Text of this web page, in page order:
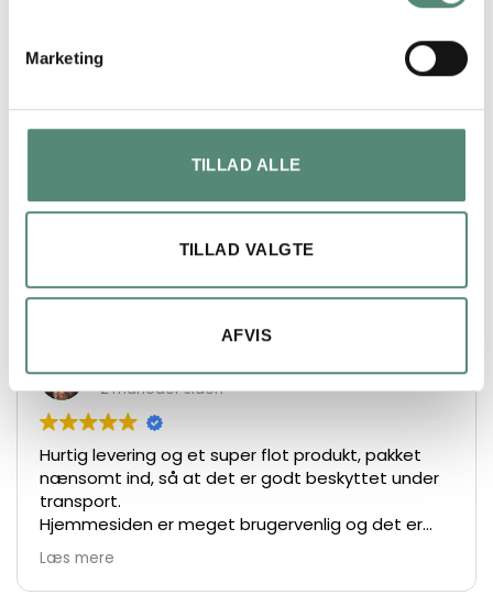
Marketing
TILLAD ALLE
TILLAD VALGTE
AFVIS
FREMRAGENDE
Lars Henrik Ley
2 måneder siden
Hurtig levering og et super flot produkt, pakket
nænsomt ind, så at det er godt beskyttet under
transport.
Hjemmesiden er meget brugervenlig og det er
nemt at bestille.
De største anbefalinger herfra 👍👏👏
Vh Lars
Læs mere